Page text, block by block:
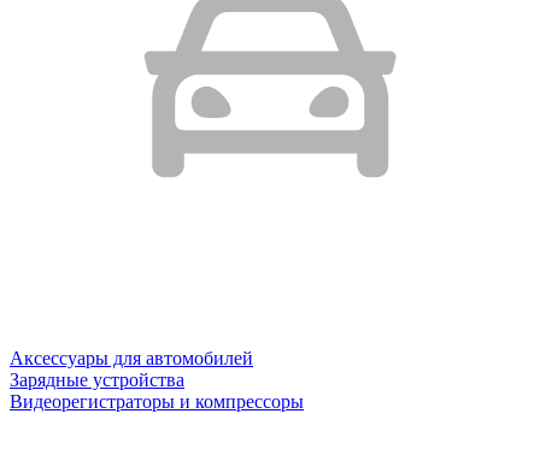
Аксессуары для автомобилей
Зарядные устройства
Видеорегистраторы и компрессоры